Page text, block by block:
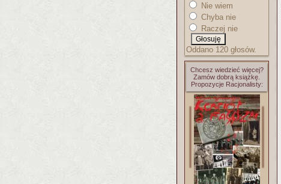
Nie wiem
Chyba nie
Raczej nie
Oddano 120 głosów.
Chcesz wiedzieć więcej?
Zamów dobrą książkę.
Propozycje Racjonalisty: